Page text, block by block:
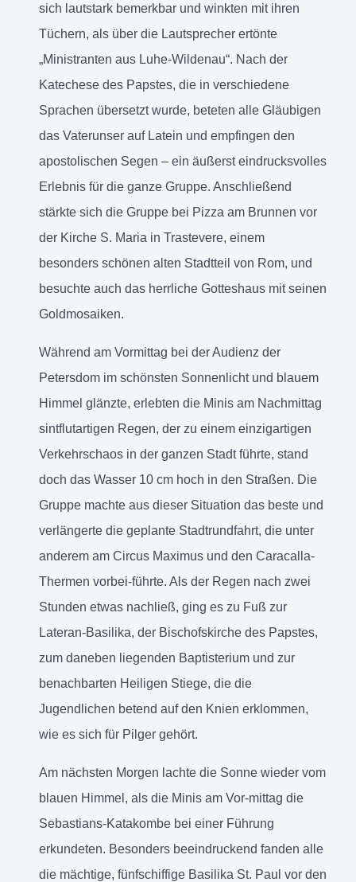
sich lautstark bemerkbar und winkten mit ihren
Tüchern, als über die Lautsprecher ertönte
„Ministranten aus Luhe-Wildenau“. Nach der
Katechese des Papstes, die in verschiedene
Sprachen übersetzt wurde, beteten alle Gläubigen
das Vaterunser auf Latein und empfingen den
apostolischen Segen – ein äußerst eindrucksvolles
Erlebnis für die ganze Gruppe. Anschließend
stärkte sich die Gruppe bei Pizza am Brunnen vor
der Kirche S. Maria in Trastevere, einem
besonders schönen alten Stadtteil von Rom, und
besuchte auch das herrliche Gotteshaus mit seinen
Goldmosaiken.
Während am Vormittag bei der Audienz der
Petersdom im schönsten Sonnenlicht und blauem
Himmel glänzte, erlebten die Minis am Nachmittag
sintflutartigen Regen, der zu einem einzigartigen
Verkehrschaos in der ganzen Stadt führte, stand
doch das Wasser 10 cm hoch in den Straßen. Die
Gruppe machte aus dieser Situation das beste und
verlängerte die geplante Stadtrundfahrt, die unter
anderem am Circus Maximus und den Caracalla-
Thermen vorbei-führte. Als der Regen nach zwei
Stunden etwas nachließ, ging es zu Fuß zur
Lateran-Basilika, der Bischofskirche des Papstes,
zum daneben liegenden Baptisterium und zur
benachbarten Heiligen Stiege, die die
Jugendlichen betend auf den Knien erklommen,
wie es sich für Pilger gehört.
Am nächsten Morgen lachte die Sonne wieder vom
blauen Himmel, als die Minis am Vor-mittag die
Sebastians-Katakombe bei einer Führung
erkundeten. Besonders beeindruckend fanden alle
die mächtige, fünfschiffige Basilika St. Paul vor den